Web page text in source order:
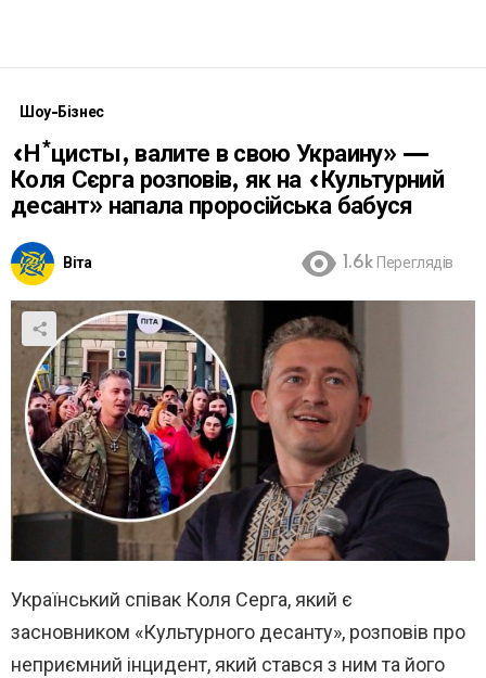
Шоу-Бізнес
«Н*цисты, валите в свою Украину» —
Коля Сєрга розповів, як на «Культурний
десант» напала проросійська бабуся
Віта 1.6k Переглядів
Український співак Коля Серга, який є
засновником «Культурного десанту», розповів про
неприємний інцидент, який стався з ним та його